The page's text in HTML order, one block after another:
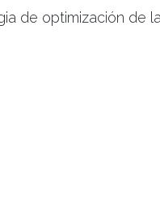
de optimización de